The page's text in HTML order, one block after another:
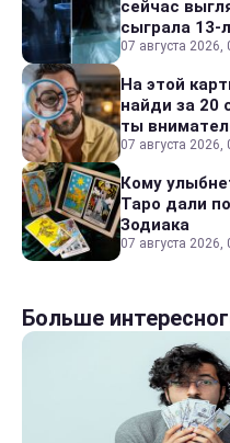
сейчас
сыграла
07 августа 2026,
На этой
найди за 20
ты
07 августа 2026,
Кому
Таро дали
Зодиака
07 августа 2026,
Больше